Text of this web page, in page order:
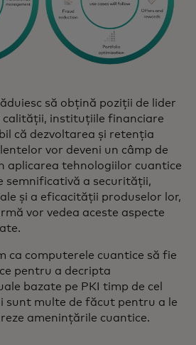
să obțină poziții de lider
calității, instituțiile financiare
că dezvoltarea și retenția
vor deveni un câmp de
aplicarea tehnologiilor cuantice
semnificativă a securității,
și a eficacității produselor lor,
vor vedea aceste aspecte
ca computerele cuantice să fie
pentru a decripta
bazate pe PKI timp de cel
sunt multe de făcut pentru a le
amenințările cuantice.